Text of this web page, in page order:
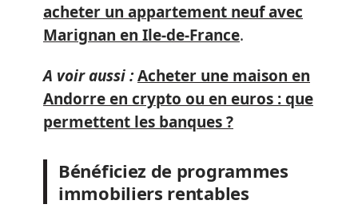
acheter un appartement neuf avec
Marignan en Ile-de-France.
A voir aussi :Acheter une maison en
Andorre en crypto ou en euros : que
permettent les banques ?
Bénéficiez de programmes
immobiliers rentables